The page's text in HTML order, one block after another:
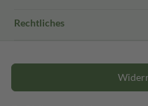
Rechtliches